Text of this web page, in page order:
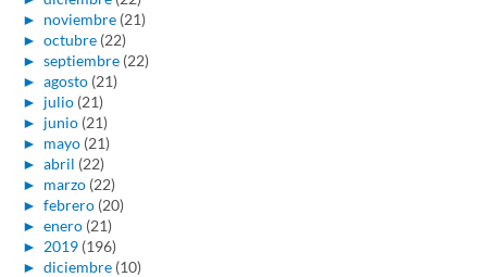
► noviembre (21)
► octubre (22)
► septiembre (22)
► agosto (21)
► julio (21)
► junio (21)
► mayo (21)
► abril (22)
► marzo (22)
► febrero (20)
► enero (21)
► 2019 (196)
► diciembre (10)